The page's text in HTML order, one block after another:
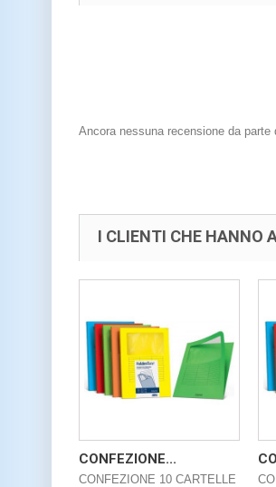
Ancora nessuna recensione da parte
I CLIENTI CHE HANNO
CONFEZIONE...
CONFEZIONE 10 CARTELLE